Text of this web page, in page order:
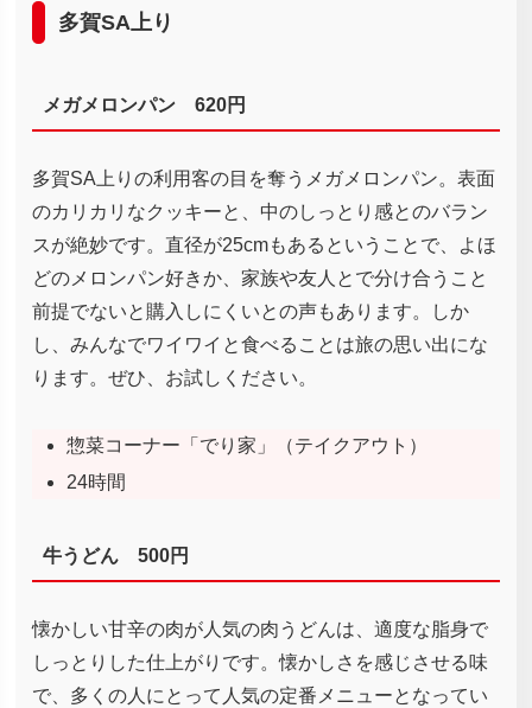
多賀SA上り
メガメロンパン 620円
多賀SA上りの利用客の目を奪うメガメロンパン。表面
のカリカリなクッキーと、中のしっとり感とのバラン
スが絶妙です。直径が25cmもあるということで、よほ
どのメロンパン好きか、家族や友人とで分け合うこと
前提でないと購入しにくいとの声もあります。しか
し、みんなでワイワイと食べることは旅の思い出にな
ります。ぜひ、お試しください。
惣菜コーナー「でり家」（テイクアウト）
24時間
牛うどん 500円
懐かしい甘辛の肉が人気の肉うどんは、適度な脂身で
しっとりした仕上がりです。懐かしさを感じさせる味
で、多くの人にとって人気の定番メニューとなってい